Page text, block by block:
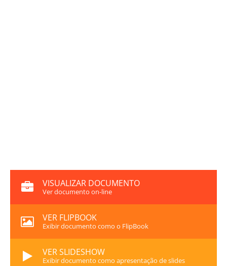
VISUALIZAR DOCUMENTO
Ver documento on-line
VER FLIPBOOK
Exibir documento como o FlipBook
VER SLIDESHOW
Exibir documento como apresentação de slides